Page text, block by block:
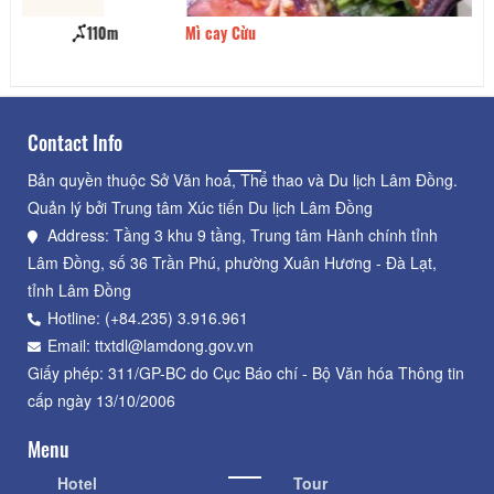
Mì cay Cừu
Contact Info
Bản quyền thuộc Sở Văn hoá, Thể thao và Du lịch Lâm Đồng.
Quản lý bởi Trung tâm Xúc tiến Du lịch Lâm Đồng
Address: Tầng 3 khu 9 tầng, Trung tâm Hành chính tỉnh
Lâm Đồng, số 36 Trần Phú, phường Xuân Hương - Đà Lạt,
tỉnh Lâm Đồng
Hotline: (+84.235) 3.916.961
Email: ttxtdl@lamdong.gov.vn
Giấy phép: 311/GP-BC do Cục Báo chí - Bộ Văn hóa Thông tin
cấp ngày 13/10/2006
Menu
Hotel Tour